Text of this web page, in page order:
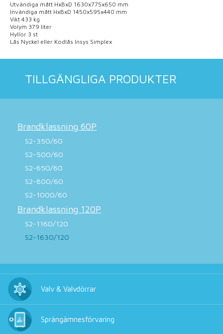
Utvändiga mått HxBxD 1630x775x650 mm
Invändiga mått HxBxD 1450x595x440 mm
Vikt 433 kg
Volym 379 liter
Hyllor 3 st
Lås Nyckel eller Kodlås Insys Simplex
TILLGÄNGLIGA PRODUKTER
Brandklassning 60P
S2-350/60
S2-500/60
S2-650/60
S2-800/60
S2-1000/60
Brandklassning 120P
S2-1160/120
S2-1630/120
Valv & Valvdörrar
Sprängämnesförvaring